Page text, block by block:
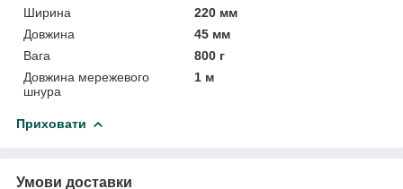
Ширина
220 мм
Довжина
45 мм
Вага
800 г
Довжина мережевого
шнура
1 м
Приховати
Умови доставки